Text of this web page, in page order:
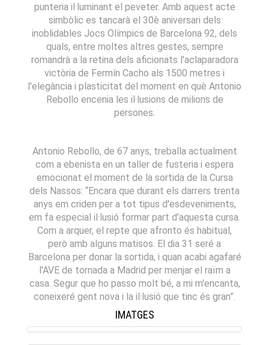
punteria il·luminant el peveter. Amb aquest acte
simbòlic es tancarà el 30è aniversari dels
inoblidables Jocs Olímpics de Barcelona 92, dels
quals, entre moltes altres gestes, sempre
romandrà a la retina dels aficionats l'aclaparadora
victòria de Fermín Cacho als 1500 metres i
l'elegància i plasticitat del moment en què Antonio
Rebollo encenia les il·lusions de milions de
persones.
Antonio Rebollo, de 67 anys, treballa actualment
com a ebenista en un taller de fusteria i espera
emocionat el moment de la sortida de la Cursa
dels Nassos: “Encara que durant els darrers trenta
anys em criden per a tot tipus d'esdeveniments,
em fa especial il·lusió formar part d’aquesta cursa.
Com a arquer, el repte que afronto és habitual,
però amb alguns matisos. El dia 31 seré a
Barcelona per donar la sortida, i quan acabi agafaré
l'AVE de tornada a Madrid per menjar el raïm a
casa. Segur que ho passo molt bé, a mi m'encanta,
coneixeré gent nova i la il·lusió que tinc és gran”.
IMATGES